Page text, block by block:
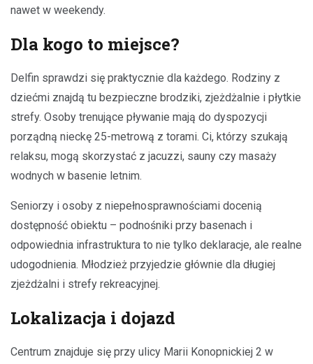
nawet w weekendy.
Dla kogo to miejsce?
Delfin sprawdzi się praktycznie dla każdego. Rodziny z
dziećmi znajdą tu bezpieczne brodziki, zjeżdżalnie i płytkie
strefy. Osoby trenujące pływanie mają do dyspozycji
porządną nieckę 25-metrową z torami. Ci, którzy szukają
relaksu, mogą skorzystać z jacuzzi, sauny czy masaży
wodnych w basenie letnim.
Seniorzy i osoby z niepełnosprawnościami docenią
dostępność obiektu – podnośniki przy basenach i
odpowiednia infrastruktura to nie tylko deklaracje, ale realne
udogodnienia. Młodzież przyjedzie głównie dla długiej
zjeżdżalni i strefy rekreacyjnej.
Lokalizacja i dojazd
Centrum znajduje się przy ulicy Marii Konopnickiej 2 w